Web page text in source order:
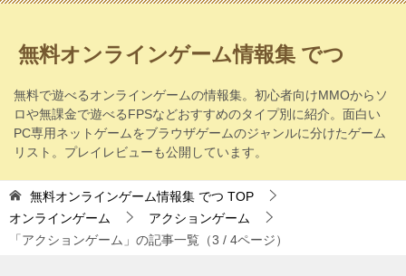
無料オンラインゲーム情報集 でつ
無料で遊べるオンラインゲームの情報集。初心者向けMMOからソ
ロや無課金で遊べるFPSなどおすすめのタイプ別に紹介。面白い
PC専用ネットゲームをブラウザゲームのジャンルに分けたゲーム
リスト。プレイレビューも公開しています。
無料オンラインゲーム情報集 でつ TOP
オンラインゲーム
アクションゲーム
「アクションゲーム」の記事一覧（3 / 4ページ）